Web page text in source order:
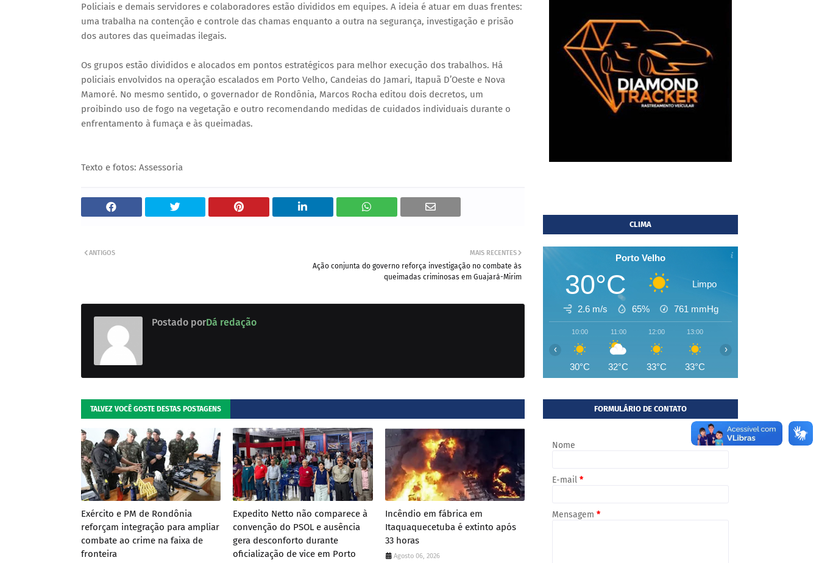
Policiais e demais servidores e colaboradores estão divididos em equipes. A ideia é atuar em duas frentes:
uma trabalha na contenção e controle das chamas enquanto a outra na segurança, investigação e prisão
dos autores das queimadas ilegais.
Os grupos estão divididos e alocados em pontos estratégicos para melhor execução dos trabalhos. Há
policiais envolvidos na operação escalados em Porto Velho, Candeias do Jamari, Itapuã D’Oeste e Nova
Mamoré. No mesmo sentido, o governador de Rondônia, Marcos Rocha editou dois decretos, um
proibindo uso de fogo na vegetação e outro recomendando medidas de cuidados individuais durante o
enfrentamento à fumaça e às queimadas.
Texto e fotos: Assessoria
MAIS RECENTES
Ação conjunta do governo reforça investigação no combate às
queimadas criminosas em Guajará-Mirim
ANTIGOS
Postado porDá redação
TALVEZ VOCÊ GOSTE DESTAS POSTAGENS
Exército e PM de Rondônia
reforçam integração para ampliar
combate ao crime na faixa de
fronteira
Expedito Netto não comparece à
convenção do PSOL e ausência
gera desconforto durante
oficialização de vice em Porto
Incêndio em fábrica em
Itaquaquecetuba é extinto após
33 horas
Agosto 06, 2026
CLIMA
Porto Velho
30°C Limpo
2.6 m/s 65% 761 mmHg
10:00
30°C
11:00
32°C
12:00
33°C
13:00
33°C
‹ ›
FORMULÁRIO DE CONTATO
Nome
E-mail *
Mensagem *